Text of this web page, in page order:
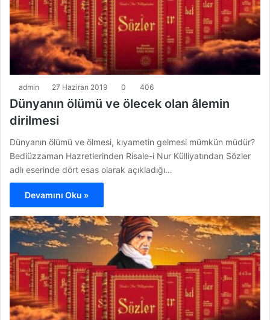
admin 27 Haziran 2019 0 406
Dünyanın ölümü ve ölecek olan âlemin
dirilmesi
Dünyanın ölümü ve ölmesi, kıyametin gelmesi mümkün müdür?
Bediüzzaman Hazretlerinden Risale-i Nur Külliyatından Sözler
adlı eserinde dört esas olarak açıkladığı…
Devamını Oku »